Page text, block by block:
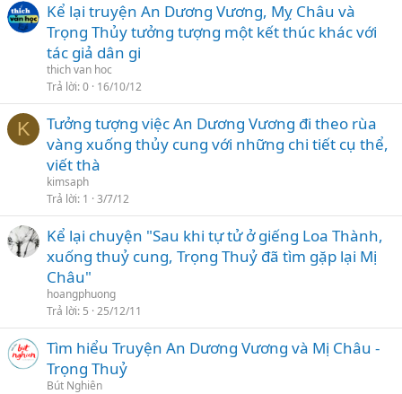
Kể lại truyện An Dương Vương, Mỵ Châu và
Trọng Thủy tưởng tượng một kết thúc khác với
tác giả dân gi
thich van hoc
Trả lời 0 16/10/12
K
Tưởng tượng việc An Dương Vương đi theo rùa
vàng xuống thủy cung với những chi tiết cụ thể,
viết thà
kimsaph
Trả lời 1 3/7/12
Kể lại chuyện "Sau khi tự tử ở giếng Loa Thành,
xuống thuỷ cung, Trọng Thuỷ đã tìm gặp lại Mị
Châu"
hoangphuong
Trả lời 5 25/12/11
Tìm hiểu Truyện An Dương Vương và Mị Châu -
Trọng Thuỷ
Bút Nghiên